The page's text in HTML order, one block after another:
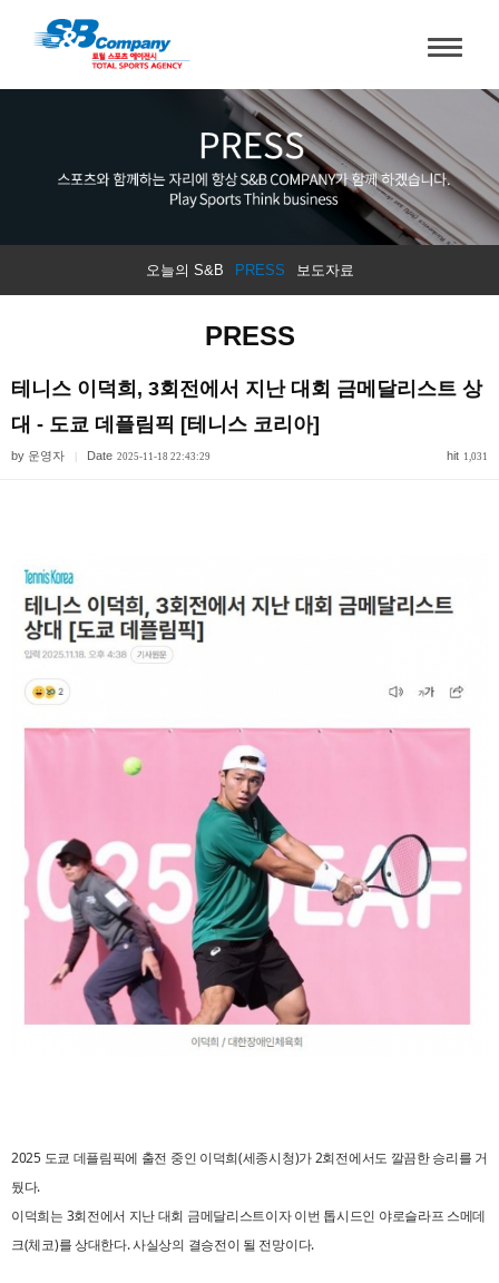
오늘의 S&B PRESS 보도자료
PRESS
테니스 이덕희, 3회전에서 지난 대회 금메달리스트 상
대 - 도쿄 데플림픽 [테니스 코리아]
by 운영자 Date 2025-11-18 22:43:29 hit 1,031
2025 도쿄 데플림픽에 출전 중인 이덕희(세종시청)가 2회전에서도 깔끔한 승리를 거
뒀다.
이덕희는 3회전에서 지난 대회 금메달리스트이자 이번 톱시드인 야로슬라프 스메데
크(체코)를 상대한다. 사실상의 결승전이 될 전망이다.